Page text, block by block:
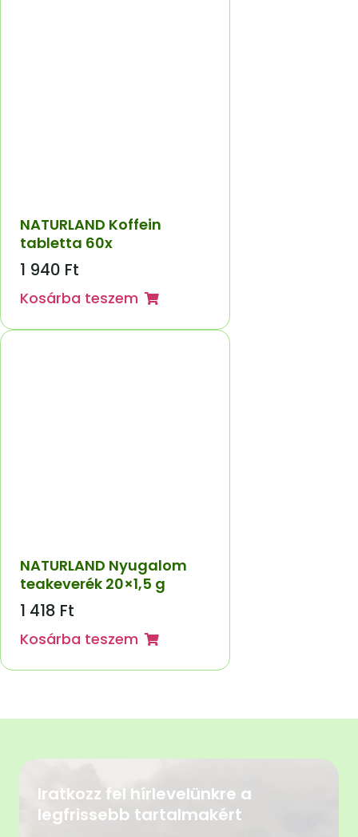
NATURLAND Koffein
tabletta 60x
1 940 Ft
Kosárba teszem
NATURLAND Nyugalom
teakeverék 20×1,5 g
1 418 Ft
Kosárba teszem
Iratkozz fel hírlevelünkre a
legfrissebb tartalmakért